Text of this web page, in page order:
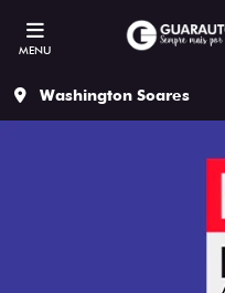
MENU
Washington Soares